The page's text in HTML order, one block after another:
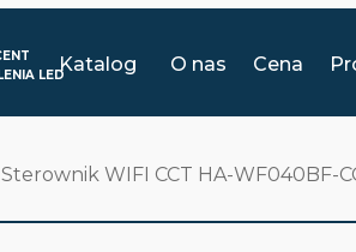
Katalog O nas Cena
Sterownik WIFI CCT HA-WF040BF-